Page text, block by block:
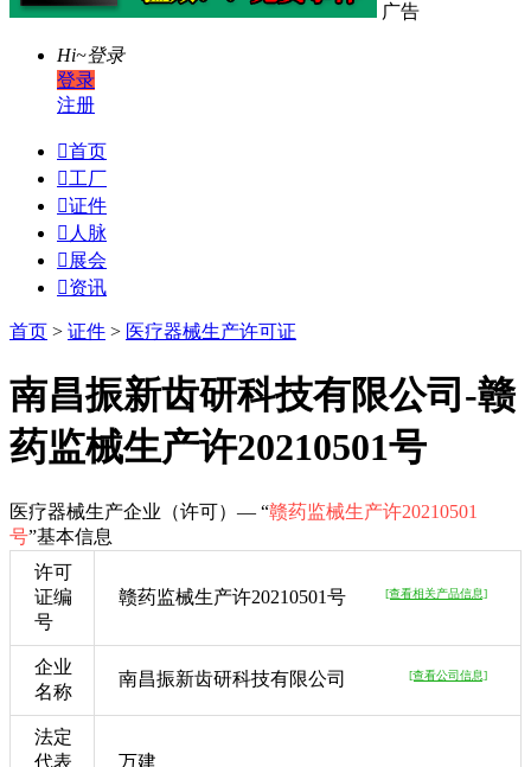
广告
Hi~登录
登录
注册
首页
工厂
证件
 人脉
 展会
资讯
首页 > 证件 > 医疗器械生产许可证
南昌振新齿研科技有限公司-赣
药监械生产许20210501号
医疗器械生产企业（许可）— “赣药监械生产许20210501
号”基本信息
许可
证编
号
赣药监械生产许20210501号 [查看相关产品信息]
企业
名称
南昌振新齿研科技有限公司 [查看公司信息]
法定
代表
万建